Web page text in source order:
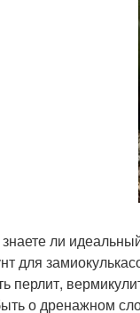
ли
для
перлит,
о дренажном